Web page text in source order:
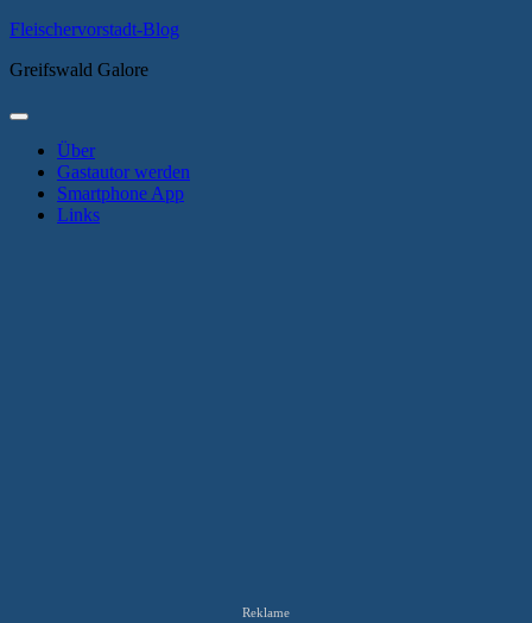
Zum
springen
Fleischervorstadt-Blog
Greifswald Galore
Primäres
Über
Gastautor werden
Smartphone App
Links
Reklame